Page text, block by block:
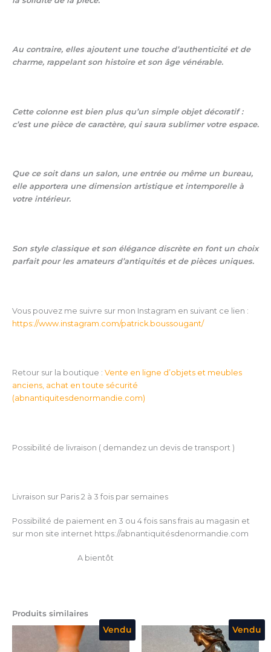
Au contraire, elles ajoutent une touche d’authenticité et de
charme, rappelant son histoire et son âge vénérable.
Cette colonne est bien plus qu’un simple objet décoratif :
c’est une pièce de caractère, qui saura sublimer votre espace.
Que ce soit dans un salon, une entrée ou même un bureau,
elle apportera une dimension artistique et intemporelle à
votre intérieur.
Son style classique et son élégance discrète en font un choix
parfait pour les amateurs d’antiquités et de pièces uniques.
Vous pouvez me suivre sur mon Instagram en suivant ce lien :
https://www.instagram.com/patrick.boussougant/
Retour sur la boutique : Vente en ligne d’objets et meubles
anciens, achat en toute sécurité
(abnantiquitesdenormandie.com)
Possibilité de livraison ( demandez un devis de transport )
Livraison sur Paris 2 à 3 fois par semaines
Possibilité de paiement en 3 ou 4 fois sans frais au magasin et
sur mon site internet https://abnantiquitésdenormandie.com
A bientôt
Produits similaires
Vendu Vendu